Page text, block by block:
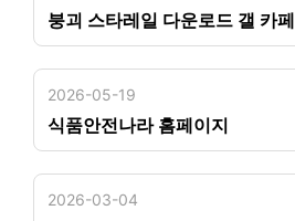
붕괴 스타레일 다운로드 갤 카페
2026-05-19
식품안전나라 홈페이지
2026-03-04